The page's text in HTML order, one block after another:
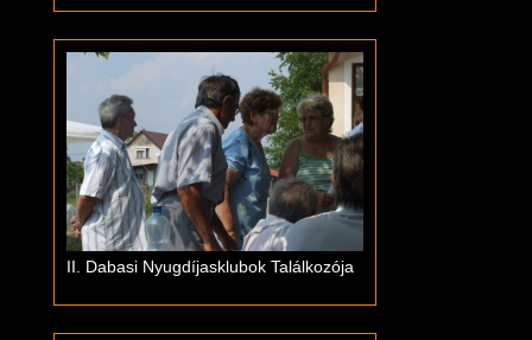
II. Dabasi Nyugdíjasklubok Találkozója